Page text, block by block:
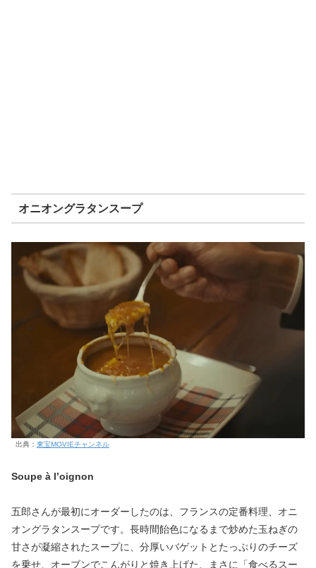
オニオングラタンスープ
出典： 東宝MOVIEチャンネル
Soupe à l’oignon
五郎さんが最初にオーダーしたのは、フランスの定番料理、オニ
オングラタンスープです。長時間飴色になるまで炒めた玉ねぎの
甘さが凝縮されたスープに、分厚いバゲットとたっぷりのチーズ
を乗せ、オーブンでこんがりと焼き上げた、まさに「食べるスー